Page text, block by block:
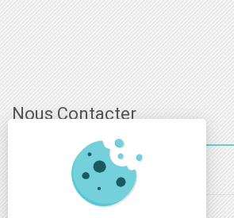
Nous Contacter
03 - 88 - 32 - 86 - 52